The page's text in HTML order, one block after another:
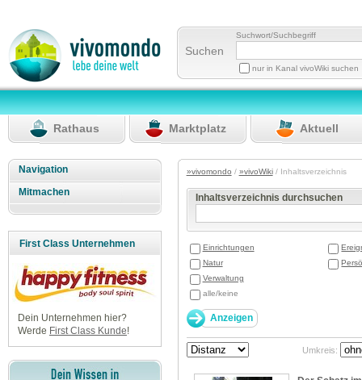
Suchen
Suchwort/Suchbegriff
nur in Kanal vivoWiki suchen
Rathaus Marktplatz Aktuell
Navigation
Mitmachen
First Class Unternehmen
Dein Unternehmen hier?
Werde First Class Kunde!
»vivomondo / »vivoWiki/ Inhaltsverzeichnis
Inhaltsverzeichnis durchsuchen
Einrichtungen
Natur
Verwaltung
alle/keine
Umkreis: